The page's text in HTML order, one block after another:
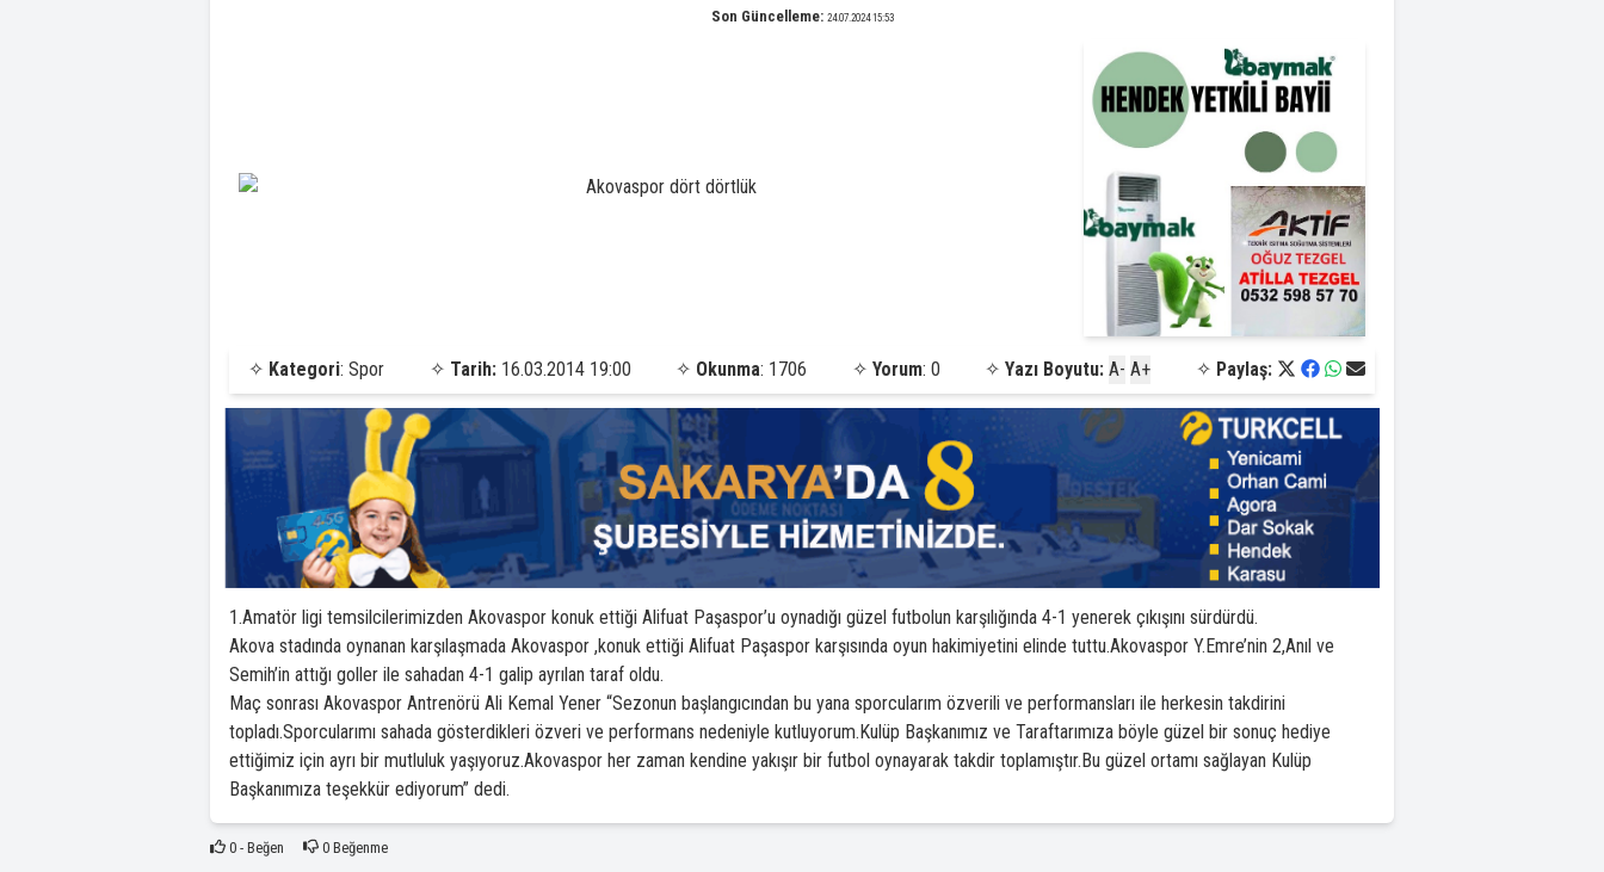
Son Güncelleme: 24.07.2024 15:53
✧ Kategori: Spor ✧ Tarih: 16.03.2014 19:00 ✧ Okunma: 1706 ✧ Yorum: 0 ✧Yazı Boyutu: A- A+ ✧ Paylaş:
1.Amatör ligi temsilcilerimizden Akovaspor konuk ettiği Alifuat Paşaspor’u oynadığı güzel futbolun karşılığında 4-1 yenerek çıkışını sürdürdü.
Akova stadında oynanan karşılaşmada Akovaspor ,konuk ettiği Alifuat Paşaspor karşısında oyun hakimiyetini elinde tuttu.Akovaspor Y.Emre’nin 2,Anıl ve
Semih’in attığı goller ile sahadan 4-1 galip ayrılan taraf oldu.
Maç sonrası Akovaspor Antrenörü Ali Kemal Yener “Sezonun başlangıcından bu yana sporcularım özverili ve performansları ile herkesin takdirini
topladı.Sporcularımı sahada gösterdikleri özveri ve performans nedeniyle kutluyorum.Kulüp Başkanımız ve Taraftarımıza böyle güzel bir sonuç hediye
ettiğimiz için ayrı bir mutluluk yaşıyoruz.Akovaspor her zaman kendine yakışır bir futbol oynayarak takdir toplamıştır.Bu güzel ortamı sağlayan Kulüp
Başkanımıza teşekkür ediyorum” dedi.
0- Beğen 0Beğenme